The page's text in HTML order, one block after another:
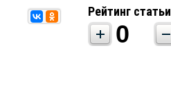
Рейтинг статьи
0